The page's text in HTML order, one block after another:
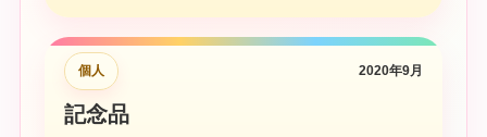
個人 2020年9月
記念品